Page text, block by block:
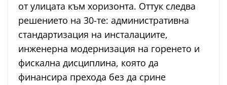
от улицата към хоризонта. Оттук следва
решението на 30-те: административна
стандартизация на инсталациите,
инженерна модернизация на горенето и
фискална дисциплина, която да
финансира прехода без да срине